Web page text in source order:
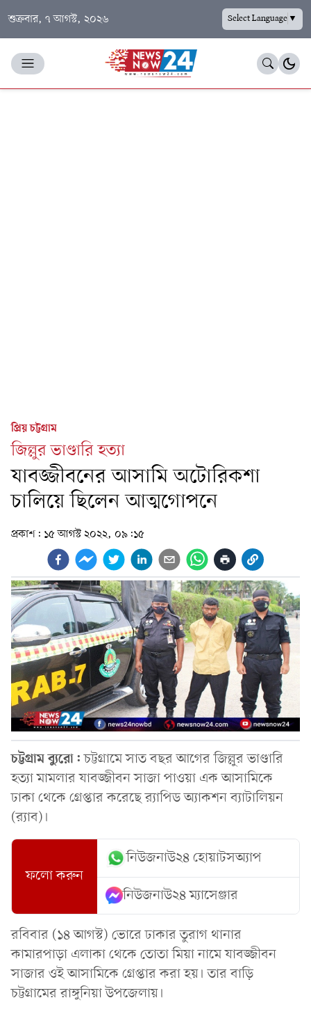
শুক্রবার, ৭ আগস্ট, ২০২৬ Select Language▼
প্রিয় চট্টগ্রাম
জিল্লুর ভাণ্ডারি হত্যা
যাবজ্জীবনের আসামি অটোরিকশা
চালিয়ে ছিলেন আত্মগোপনে
প্রকাশ: ১৫ আগস্ট ২০২২, ০৯:১৫
চট্টগ্রামব্যুরো:চট্টগ্রামে সাত বছর আগের জিল্লুর ভাণ্ডারি
হত্যা মামলার যাবজ্জীবন সাজা পাওয়া এক আসামিকে
ঢাকা থেকে গ্রেপ্তার করেছে র‌্যাপিড অ্যাকশন ব্যাটালিয়ন
(র‌্যাব)।
ফলো করুন
নিউজনাউ২৪ হোয়াটসঅ্যাপ
নিউজনাউ২৪ ম্যাসেঞ্জার
রবিবার (১৪ আগস্ট) ভোরে ঢাকার তুরাগ থানার
কামারপাড়া এলাকা থেকে তোতা মিয়া নামে যাবজ্জীবন
সাজার ওই আসামিকে গ্রেপ্তার করা হয়। তার বাড়ি
চট্টগ্রামের রাঙ্গুনিয়া উপজেলায়।